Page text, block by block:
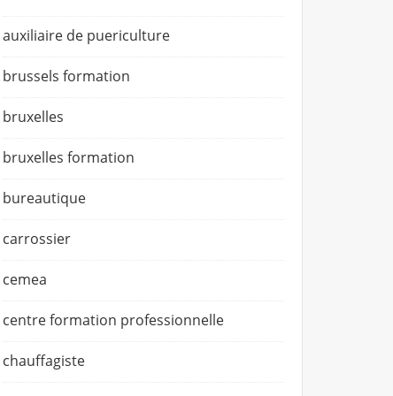
auxiliaire de puericulture
brussels formation
bruxelles
bruxelles formation
bureautique
carrossier
cemea
centre formation professionnelle
chauffagiste